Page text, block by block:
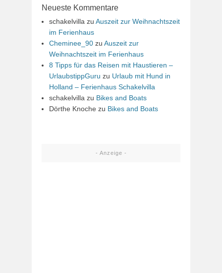
Neueste Kommentare
schakelvilla zu Auszeit zur Weihnachtszeit
im Ferienhaus
Cheminee_90 zu Auszeit zur
Weihnachtszeit im Ferienhaus
8 Tipps für das Reisen mit Haustieren –
UrlaubstippGuru zu Urlaub mit Hund in
Holland – Ferienhaus Schakelvilla
schakelvilla zu Bikes and Boats
Dörthe Knoche zu Bikes and Boats
- Anzeige -